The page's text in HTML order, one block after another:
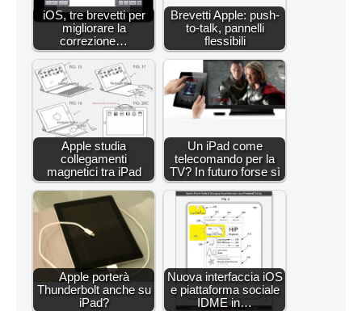
iOS, tre brevetti per
migliorare la
correzione…
Brevetti Apple: push-
to-talk, pannelli
flessibili
Apple studia
collegamenti
magnetici tra iPad
Un iPad come
telecomando per la
TV? In futuro forse sì
Apple porterà
Thunderbolt anche su
iPad?
Nuova interfaccia iOS
e piattaforma sociale
IDME in…